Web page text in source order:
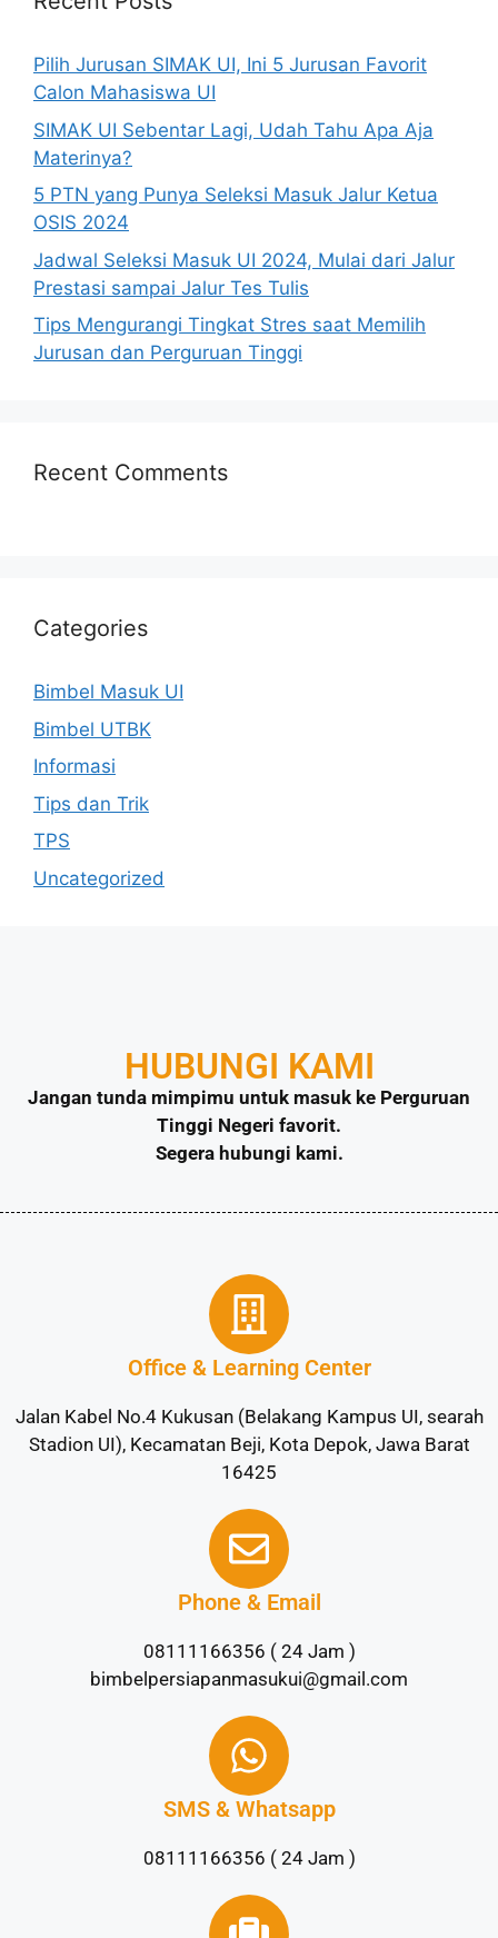
Pilih Jurusan SIMAK UI, Ini 5 Jurusan Favorit
Calon Mahasiswa UI
SIMAK UI Sebentar Lagi, Udah Tahu Apa Aja
Materinya?
5 PTN yang Punya Seleksi Masuk Jalur Ketua
OSIS 2024
Jadwal Seleksi Masuk UI 2024, Mulai dari Jalur
Prestasi sampai Jalur Tes Tulis
Tips Mengurangi Tingkat Stres saat Memilih
Jurusan dan Perguruan Tinggi
Recent Comments
Categories
Bimbel Masuk UI
Bimbel UTBK
Informasi
Tips dan Trik
TPS
Uncategorized
HUBUNGI KAMI
Jangan tunda mimpimu untuk masuk ke Perguruan
Tinggi Negeri favorit.
Segera hubungi kami.
Office & Learning Center
Jalan Kabel No.4 Kukusan (Belakang Kampus UI, searah
Stadion UI), Kecamatan Beji, Kota Depok, Jawa Barat
16425
Phone & Email
08111166356 ( 24 Jam )
bimbelpersiapanmasukui@gmail.com
SMS & Whatsapp
08111166356 ( 24 Jam )